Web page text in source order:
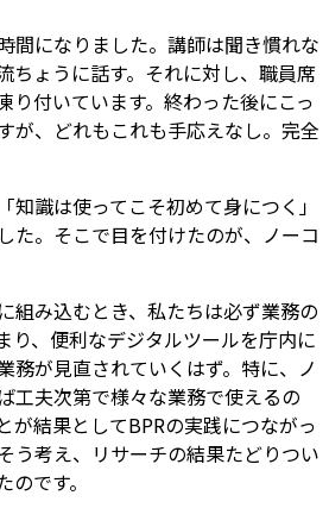
間になりました。講師は聞き慣れな
ちょうに話す。それに対し、職員席
り付いています。終わった後にこっ
が、どれもこれも手応えなし。完全
「知識は使ってこそ初めて身につく」
た。そこで目を付けたのが、ノーコ
組み込むとき、私たちは必ず業務の
り、便利なデジタルツールを庁内に
務が見直されていくはず。特に、ノ
工夫次第で様々な業務で使えるの
が結果としてBPRの実践につながっ
う考え、リサーチの結果たどりつい
です。